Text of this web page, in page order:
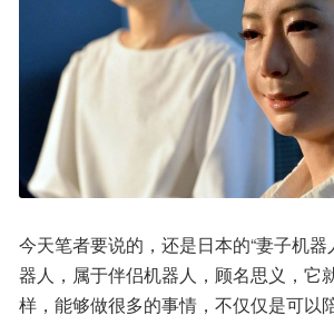
今天笔者要说的，还是日本的“妻子机器
器人，属于伴侣机器人，顾名思义，它
样，能够做很多的事情，不仅仅是可以